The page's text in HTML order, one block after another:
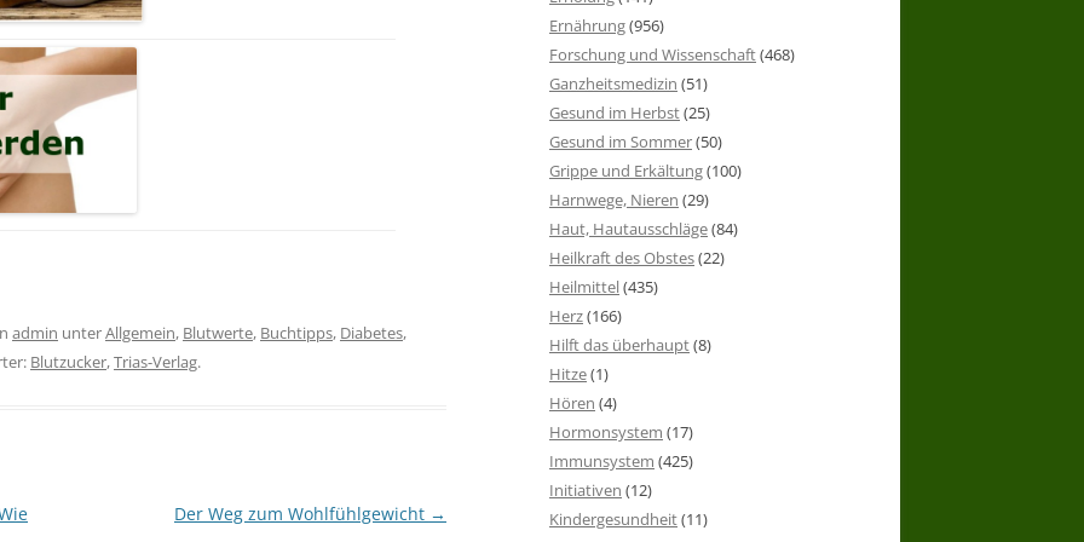
admin unterAllgemein, Blutwerte, Buchtipps, Diabetes,
Blutzucker,Trias-Verlag.
Der Weg zum Wohlfühlgewicht →
Ernährung(956)
Forschung und Wissenschaft(468)
Ganzheitsmedizin (51)
Gesund im Herbst(25)
Gesund im Sommer(50)
Grippe und Erkältung(100)
Harnwege, Nieren (29)
Haut, Hautausschläge(84)
Heilkraft des Obstes(22)
Heilmittel(435)
Herz(166)
Hilft das überhaupt(8)
Hitze(1)
Hören (4)
Hormonsystem (17)
Immunsystem (425)
Initiativen (12)
Kindergesundheit(11)